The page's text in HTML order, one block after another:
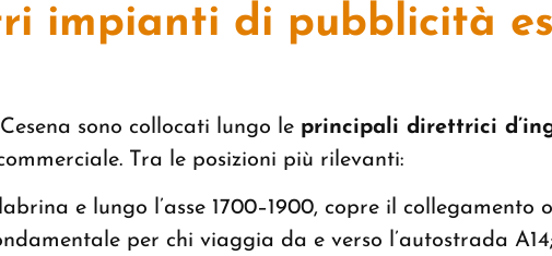
impianti di pubblicità
sono collocati lungo le principali direttrici
Tra le posizioni più rilevanti:
e lungo l’asse 1700–1900, copre il collegamento
per chi viaggia da e verso l’autostrada